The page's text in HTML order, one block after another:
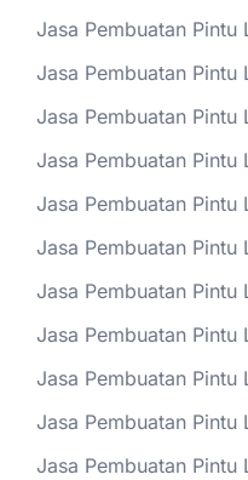
Jasa Pembuatan Pintu
Jasa Pembuatan Pintu
Jasa Pembuatan Pintu
Jasa Pembuatan Pintu
Jasa Pembuatan Pintu
Jasa Pembuatan Pintu
Jasa Pembuatan Pintu
Jasa Pembuatan Pintu
Jasa Pembuatan Pintu
Jasa Pembuatan Pintu
Jasa Pembuatan Pintu